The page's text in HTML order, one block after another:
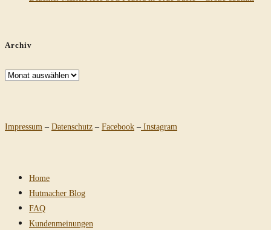
Archiv
Archiv
Impressum – Datenschutz – Facebook – Instagram
Home
Hutmacher Blog
FAQ
Kundenmeinungen